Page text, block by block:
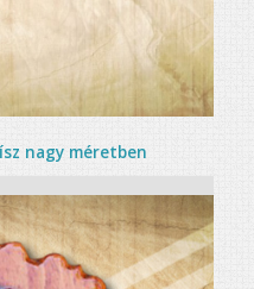
nagy méretben